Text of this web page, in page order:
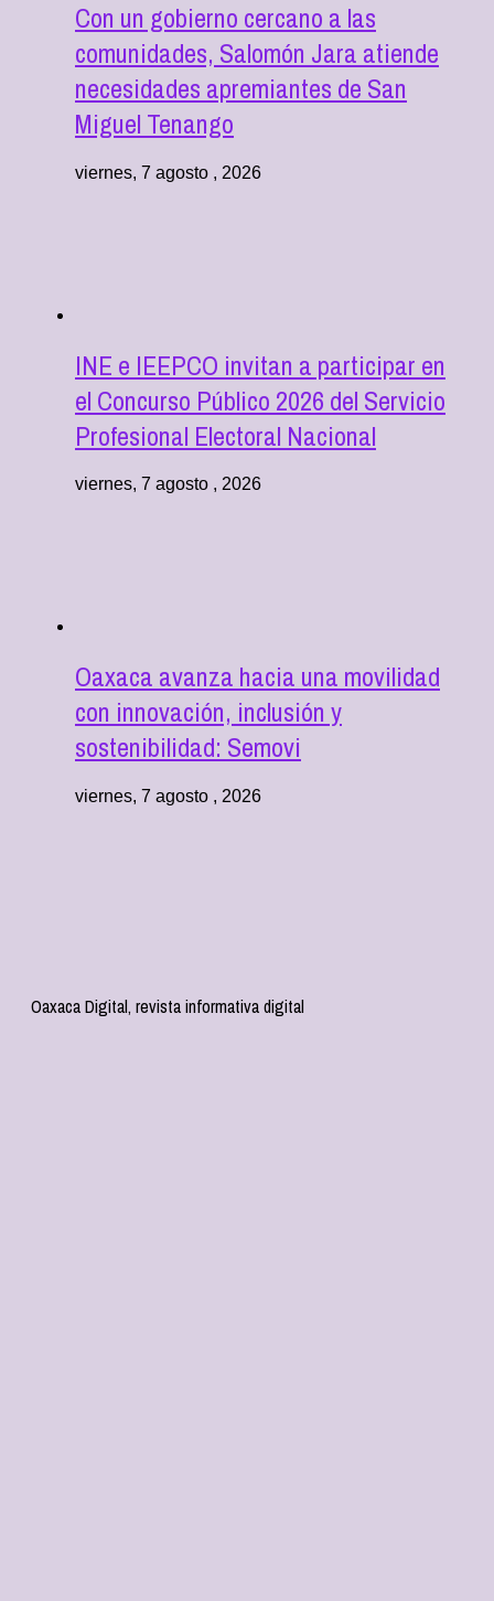
Con un gobierno cercano a las
comunidades, Salomón Jara atiende
necesidades apremiantes de San
Miguel Tenango
viernes, 7 agosto , 2026
INE e IEEPCO invitan a participar en
el Concurso Público 2026 del Servicio
Profesional Electoral Nacional
viernes, 7 agosto , 2026
Oaxaca avanza hacia una movilidad
con innovación, inclusión y
sostenibilidad: Semovi
viernes, 7 agosto , 2026
Oaxaca Digital, revista informativa digital